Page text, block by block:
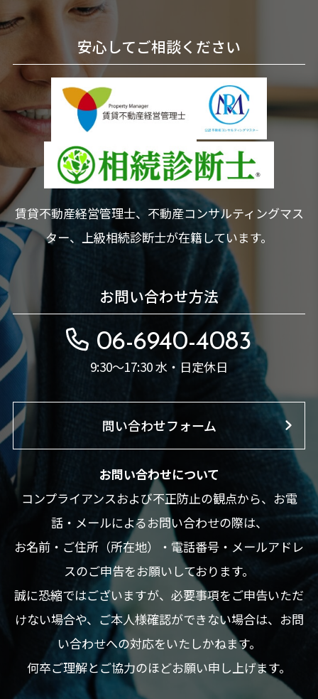
安心してご相談ください
賃貸不動産経営管理士、不動産コンサルティングマス
ター、上級相続診断士が在籍しています。
お問い合わせ方法
06-6940-4083
9:30～17:30 水・日定休日
問い合わせフォーム
お問い合わせについて
コンプライアンスおよび不正防止の観点から、お電
話・メールによるお問い合わせの際は、
お名前・ご住所（所在地）・電話番号・メールアドレ
スのご申告をお願いしております。
誠に恐縮ではございますが、必要事項をご申告いただ
けない場合や、ご本人様確認ができない場合は、お問
い合わせへの対応をいたしかねます。
何卒ご理解とご協力のほどお願い申し上げます。